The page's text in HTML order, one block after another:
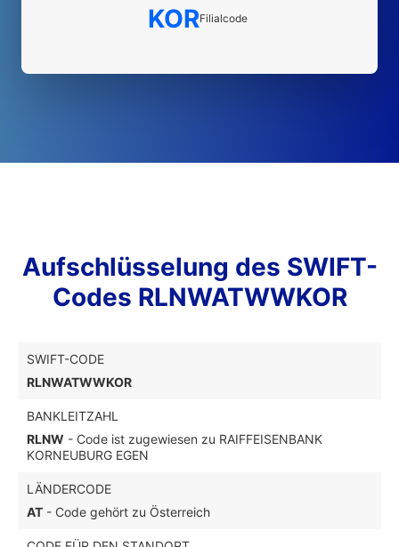
KORFilialcode
Aufschlüsselung des SWIFT-
Codes RLNWATWWKOR
SWIFT-CODE
RLNWATWWKOR
BANKLEITZAHL
RLNW - Code ist zugewiesen zu RAIFFEISENBANK
KORNEUBURG EGEN
LÄNDERCODE
AT - Code gehört zu Österreich